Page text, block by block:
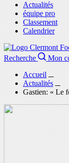
Actualités
équipe pro
Classement
Calendrier
Recherche
Mon
Accueil
Actualités
Gastien: « Le